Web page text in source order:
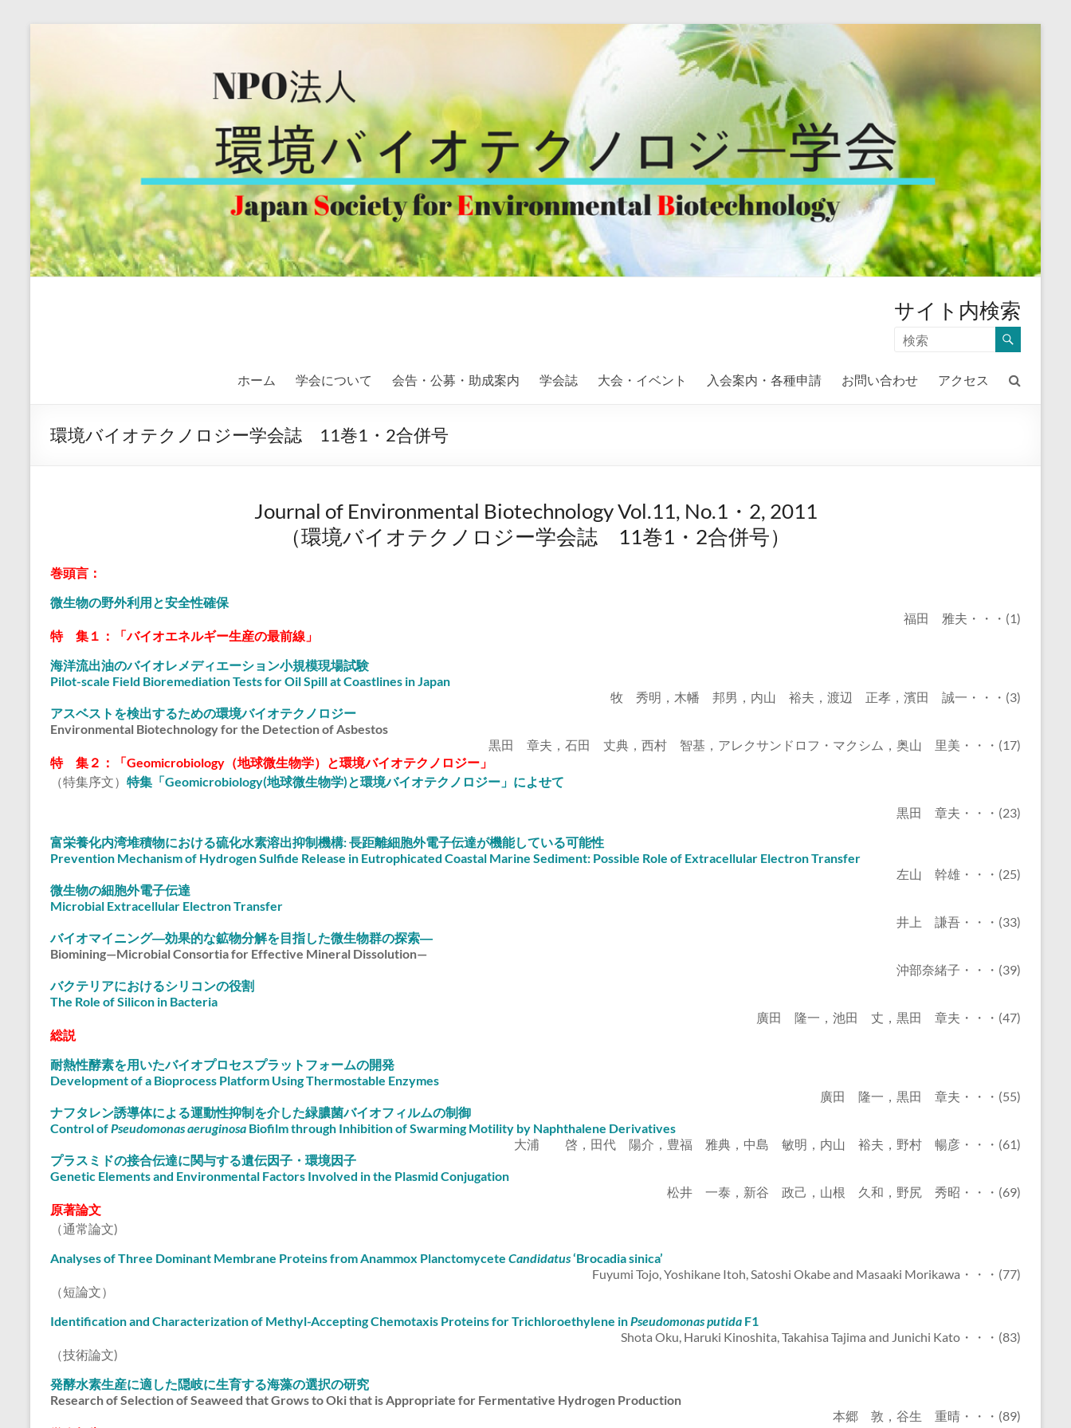
へ
ッ
オ
ジ
ー
学
会
境
イ
オ
ノ
ロ
ー
学
会
Japan
for
Environmental
Biotechnology
サイト内検索
ホーム 学会について 会告・公募・助成案内 学会誌 大会・イベント 入会案内・各種申請 お問い合わせ アクセス
環境バイオテクノロジー学会誌 11巻1・2合併号
Journal of Environmental Biotechnology Vol.11, No.1・2, 2011
（環境バイオテクノロジー学会誌 11巻1・2合併号）
巻頭言：
微生物の野外利用と安全性確保
福田 雅夫・・・(1)
特 集１：「バイオエネルギー生産の最前線」
海洋流出油のバイオレメディエーション小規模現場試験
Pilot-scale Field Bioremediation Tests for Oil Spill at Coastlines in Japan
牧 秀明，木幡 邦男，内山 裕夫，渡辺 正孝，濱田 誠一・・・(3)
アスベストを検出するための環境バイオテクノロジー
Environmental Biotechnology for the Detection of Asbestos
黒田 章夫，石田 丈典，西村 智基，アレクサンドロフ・マクシム，奥山 里美・・・(17)
特 集２：「Geomicrobiology（地球微生物学）と環境バイオテクノロジー」
（特集序文） 特集「Geomicrobiology(地球微生物学)と環境バイオテクノロジー」によせて
黒田 章夫・・・(23)
富栄養化内湾堆積物における硫化水素溶出抑制機構: 長距離細胞外電子伝達が機能している可能性
Prevention Mechanism of Hydrogen Sulfide Release in Eutrophicated Coastal Marine Sediment: Possible Role of Extracellular Electron Transfer
左山 幹雄・・・(25)
微生物の細胞外電子伝達
Microbial Extracellular Electron Transfer
井上 謙吾・・・(33)
バイオマイニング―効果的な鉱物分解を目指した微生物群の探索―
Biomining—Microbial Consortia for Effective Mineral Dissolution—
沖部奈緒子・・・(39)
バクテリアにおけるシリコンの役割
The Role of Silicon in Bacteria
廣田 隆一，池田 丈，黒田 章夫・・・(47)
総説
耐熱性酵素を用いたバイオプロセスプラットフォームの開発
Development of a Bioprocess Platform Using Thermostable Enzymes
廣田 隆一，黒田 章夫・・・(55)
ナフタレン誘導体による運動性抑制を介した緑膿菌バイオフィルムの制御
Control ofPseudomonas aeruginosa Biofilm through Inhibition of Swarming Motility by Naphthalene Derivatives
大浦 啓，田代 陽介，豊福 雅典，中島 敏明，内山 裕夫，野村 暢彦・・・(61)
プラスミドの接合伝達に関与する遺伝因子・環境因子
Genetic Elements and Environmental Factors Involved in the Plasmid Conjugation
松井 一泰，新谷 政己，山根 久和，野尻 秀昭・・・(69)
原著論文
（通常論文)
Analyses of Three Dominant Membrane Proteins from Anammox Planctomycete Candidatus‘Brocadia sinica’
Fuyumi Tojo, Yoshikane Itoh, Satoshi Okabe and Masaaki Morikawa・・・(77)
（短論文）
Identification and Characterization of Methyl-Accepting Chemotaxis Proteins for Trichloroethylene inPseudomonas putida F1
Shota Oku, Haruki Kinoshita, Takahisa Tajima and Junichi Kato・・・(83)
（技術論文)
発酵水素生産に適した隠岐に生育する海藻の選択の研究
Research of Selection of Seaweed that Grows to Oki that is Appropriate for Fermentative Hydrogen Production
本郷 敦，谷生 重晴・・・(89)